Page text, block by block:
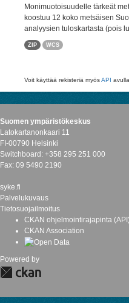
Monimuotoisuudelle tärkeät
koostuu 12 koko metsäisen
analyysien tuloskartasta (pois
ZIP WCS
Voit käyttää rekisteriä myösAPI
Suomen ympäristökeskus
Latokartanonkaari 11
FI-00790 Helsinki
Switchboard: +358 295 251 000
Fax: 09 5490 2190
syke.fi
Palvelukuvaus
Tietosuojailmoitus
CKAN ohjelmointirajapinta
CKAN Association
Powered by